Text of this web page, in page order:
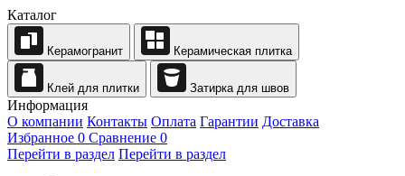
Каталог
Керамогранит Керамическая плитка
Клей для плитки Затирка для швов
Информация
О компании Контакты Оплата Гарантии Доставка
Избранное 0 Сравнение 0
Перейти в раздел Перейти в раздел